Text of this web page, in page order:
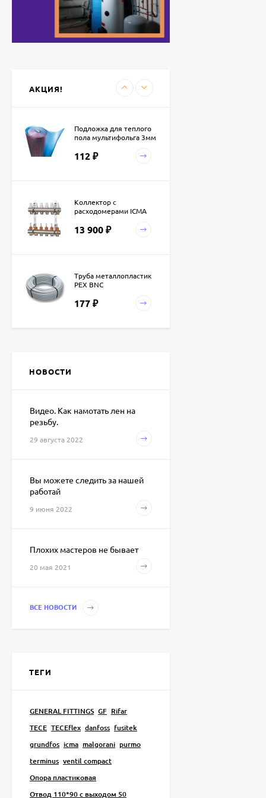
АКЦИЯ!
3 650₽
Подложка для теплого
пола мультифольга 3мм
112 ₽
Коллектор с
расходомерами ICMA
13 900 ₽
Труба металлопластик
PEX BNC
177 ₽
Terminus Виктория
полотенцесушитель
Эко КЛАССИК боковое
подключение 500
7 800₽
Подложка для теплого
НОВОСТИ
Видео. Как намотать лен на
резьбу.
29 августа 2022
Вы можете следить за нашей
работай
9 июня 2022
Плохих мастеров не бывает
20 мая 2021
ВСЕ НОВОСТИ
ТЕГИ
GENERAL FITTINGS GF Rifar
TECE TECEflex danfoss fusitek
grundfos icma malgorani purmo
terminus ventil compact
Опора пластиковая
Отвод 110*90 с выходом 50